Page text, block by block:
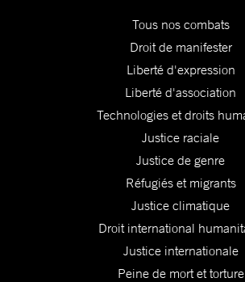
Tous nos combats
Droit de manifester
Liberté d'expression
Liberté d'association
Technologies et droits
Justice raciale
Justice de genre
Réfugiés et migrants
Justice climatique
Droit international
Justice internationale
Peine de mort et torture